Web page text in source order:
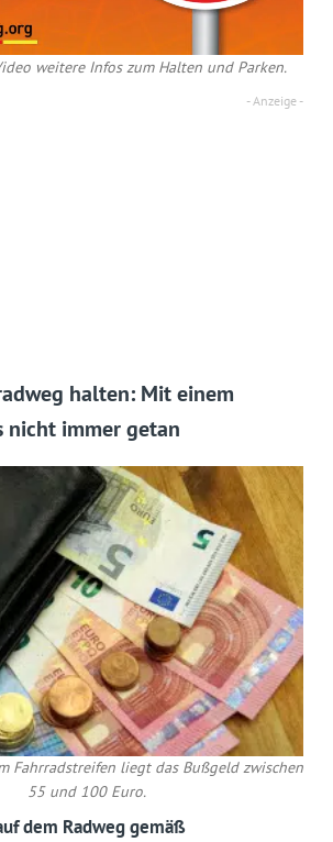
weitere Infos zum Halten und Parken.
halten: Mit einem
nicht immer getan
Fahrradstreifen liegt das Bußgeld zwischen
55 und 100 Euro.
dem Radweg gemäß